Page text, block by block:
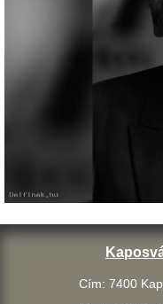
Cím: 7400